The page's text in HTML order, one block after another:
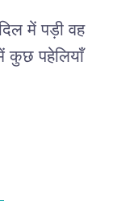
में पड़ी वह
कुछ पहेलियाँ